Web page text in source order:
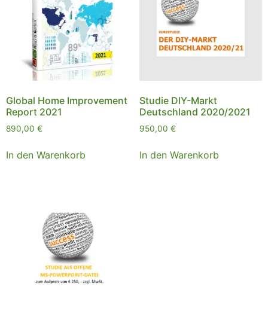
Global Home Improvement
Report 2021
890,00 €
In den Warenkorb
Studie DIY-Markt
Deutschland 2020/2021
950,00 €
In den Warenkorb